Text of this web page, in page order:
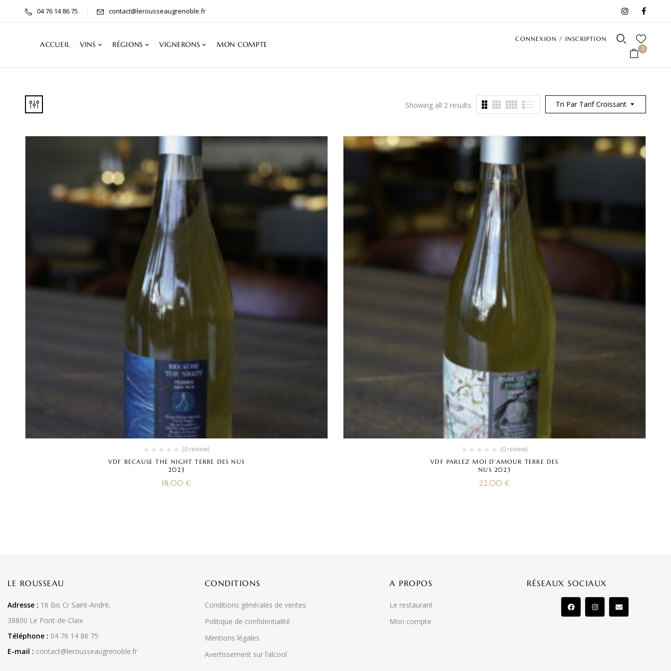
04 76 14 86 75 contact@lerousseaugrenoble.fr
ACCUEIL VINS RÉGIONS VIGNERONS MON COMPTE
CONNEXION / INSCRIPTION
0
Tri Par Tarif Croissant
Showing all 2 results
(0 review)
VDF BECAUSE THE NIGHT TERRE DES NUS
2023
18,00 €
(0 review)
VDF PARLEZ MOI D’AMOUR TERRE DES
NUS 2023
22,00 €
LE ROUSSEAU
Adresse : 16 Bis Cr Saint-André,
38800 Le Pont-de-Claix
Téléphone : 04 76 14 86 75
E-mail : contact@lerousseaugrenoble.fr
CONDITIONS
Conditions générales de ventes
Politique de confidentialité
Mentions légales
Avertissement sur l’alcool
A PROPOS
Le restaurant
Mon compte
RÉSEAUX SOCIAUX